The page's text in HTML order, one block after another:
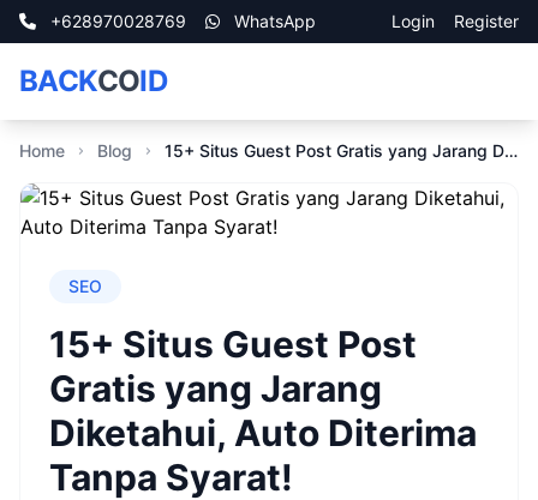
+628970028769 WhatsApp Login Register
BACKCOID
Home Blog 15+ Situs Guest Post Gratis yang Jarang Diketahui, Auto Diterima Tanpa Syarat!
SEO
15+ Situs Guest Post
Gratis yang Jarang
Diketahui, Auto Diterima
Tanpa Syarat!